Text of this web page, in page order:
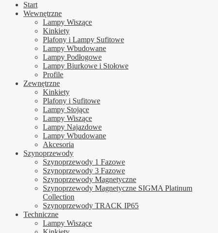
Start
Wewnętrzne
Lampy Wiszące
Kinkiety
Plafony i Lampy Sufitowe
Lampy Wbudowane
Lampy Podłogowe
Lampy Biurkowe i Stołowe
Profile
Zewnętrzne
Kinkiety
Plafony i Sufitowe
Lampy Stojące
Lampy Wiszące
Lampy Najazdowe
Lampy Wbudowane
Akcesoria
Szynoprzewody
Szynoprzewody 1 Fazowe
Szynoprzewody 3 Fazowe
Szynoprzewody Magnetyczne
Szynoprzewody Magnetyczne SIGMA Platinum
Collection
Szynoprzewody TRACK IP65
Techniczne
Lampy Wiszące